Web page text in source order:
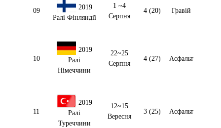
09
2019
Ралі Фінляндії
1 ~4
Серпня
4 (20) Гравій
10
2019
Ралі
Німеччини
22~25
Серпня
4 (27) Асфальт
11
2019
Ралі
Туреччини
12~15
Вересня
3 (25) Асфальт